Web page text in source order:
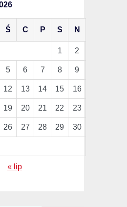
Ś C P S N
1 2
5 6 7 8 9
12 13 14 15 16
19 20 21 22 23
26 27 28 29 30
« lip